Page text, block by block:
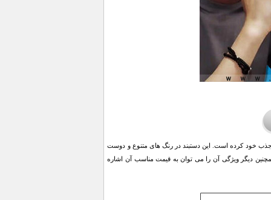
خود کرده است. این دستبند در رنگ های متنوع و دوست
دیگر ویژگی آن را می توان به قیمت مناسب آن اشاره